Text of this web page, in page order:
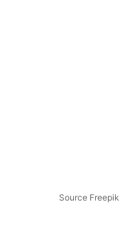
Source Freepik